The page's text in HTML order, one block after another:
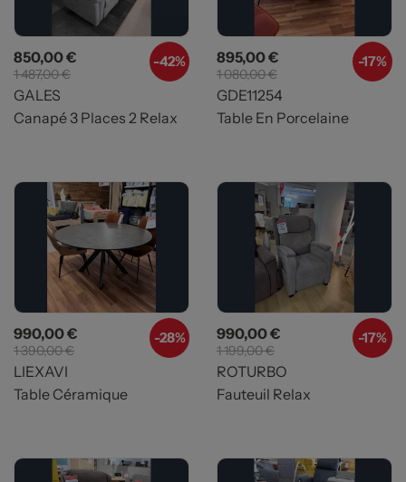
-42%
Prix
850,00 € Prix de base
1 487,00 €
GALES
Canapé 3 Places 2 Relax
-17%
Prix
895,00 € Prix de base
1 080,00 €
GDE11254
Table En Porcelaine
-28%
Prix
990,00 € Prix de base
1 390,00 €
LIEXAVI
Table Céramique
-17%
Prix
990,00 € Prix de base
1 199,00 €
ROTURBO
Fauteuil Relax